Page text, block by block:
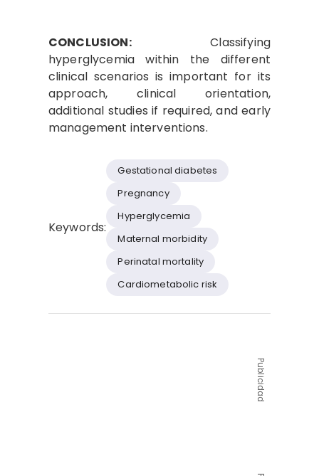
CONCLUSION:Classifying
hyperglycemia within the different
clinical scenarios is important for its
approach, clinical orientation,
additional studies if required, and early
management interventions.
Keywords:
Gestational diabetes
Pregnancy
Hyperglycemia
Maternal morbidity
Perinatal mortality
Cardiometabolic risk
Publicidad